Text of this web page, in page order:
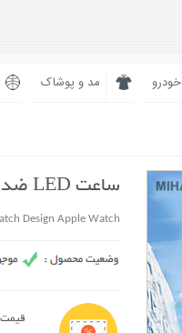
مد و پوشاک
ساعت LED ضد آب طرح اپل واچ (سری 3)
Design Apple Watch